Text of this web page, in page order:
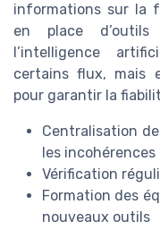
informations sur la
en place
l’intelligence
certains flux, mais
pour garantir la
Centralisation
les incohérences
Vérification
Formation des
nouveaux outils